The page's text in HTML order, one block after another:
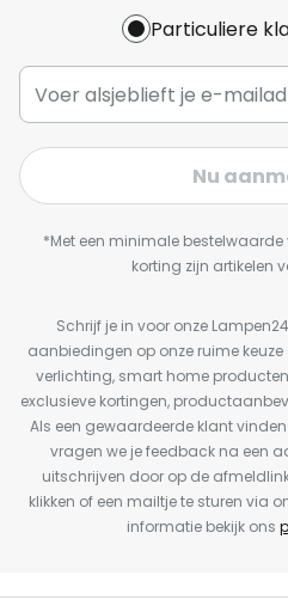
Particuliere
Nu
*Met een minimale
korting zijn artikelen
Schrijf je in voor onze
aanbiedingen op onze ruime
verlichting, smart home
exclusieve kortingen,
Als een gewaardeerde klant
vragen we je feedback na een
uitschrijven door op de
klikken of een mailtje te sturen via
informatie bekijk ons